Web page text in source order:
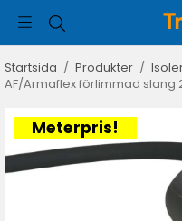
Startsida / Produkter /
AF/Armaflex förlimmad slang
Meterpris!